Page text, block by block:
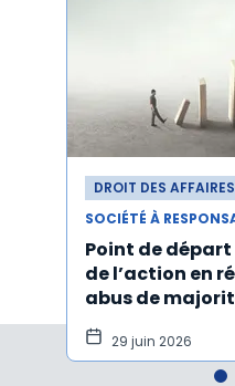
DROIT DES AFFAIRES
SOCIÉTÉ À
Point de
de l’action en
abus de
29 juin 2026